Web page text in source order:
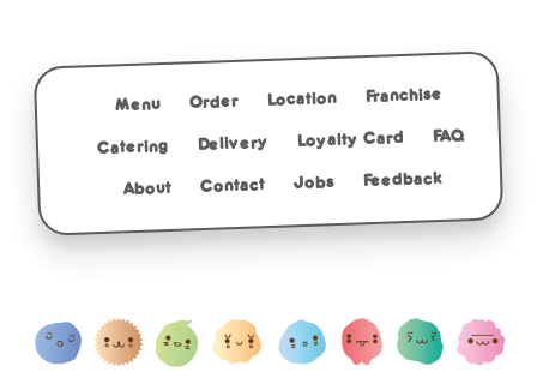
Menu Order Location Franchise
Catering Delivery Loyalty Card FAQ
About Contact Jobs Feedback